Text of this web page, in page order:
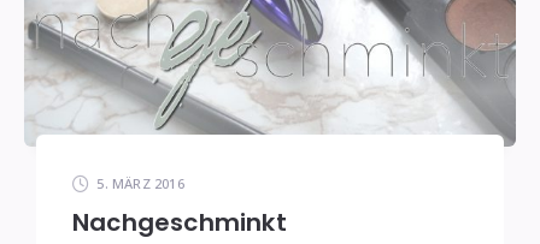
5. MÄRZ 2016
Nachgeschminkt